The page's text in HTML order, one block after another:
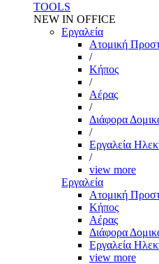
TOOLS
NEW IN OFFICE
Εργαλεία
Aτομική
/
Kήπος
/
Αέρας
/
Διάφορα
/
Εργαλεία
/
view more
Εργαλεία
Aτομική
Kήπος
Αέρας
Διάφορα
Εργαλεία
view more